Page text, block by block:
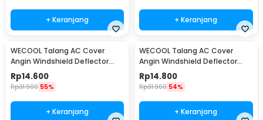
+ Keranjang + Keranjang
WECOOL Talang AC Cover
Angin Windshield Deflector
Cute Design Ski Animal - WL90
Rp14.600
Rp31.900 55%
+ Keranjang
WECOOL Talang AC Cover
Angin Windshield Deflector
Cute Design Winter Ice World -
WL90
Rp14.800
Rp31.900 54%
+ Keranjang